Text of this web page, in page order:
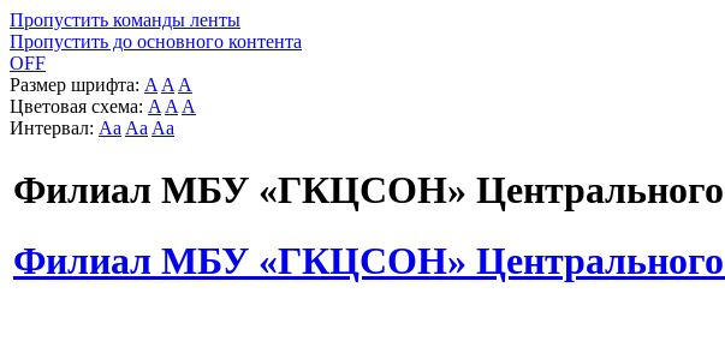
Пропустить команды ленты
Пропустить до основного контента
OFF
Размер шрифта: A A A
Цветовая схема: A A A
Интервал: Aa Aa Aa
Филиал МБУ «ГКЦСОН» Центрального
Филиал МБУ «ГКЦСОН» Центрального